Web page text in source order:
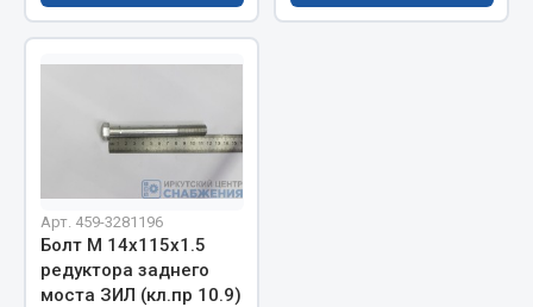
Запчасти КамАЗ
Система питания
Система выпуска газа
Система охлаждения
Сцепление
Коробка передач
Коробка передач ZF
Арт. 459-3281196
Болт М 14х115х1.5
редуктора заднего
моста ЗИЛ (кл.пр 10.9)